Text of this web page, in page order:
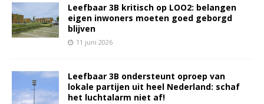
Leefbaar 3B kritisch op LOO2: belangen
eigen inwoners moeten goed geborgd
blijven
11 juni 2026
Leefbaar 3B ondersteunt oproep van
lokale partijen uit heel Nederland: schaf
het luchtalarm niet af!